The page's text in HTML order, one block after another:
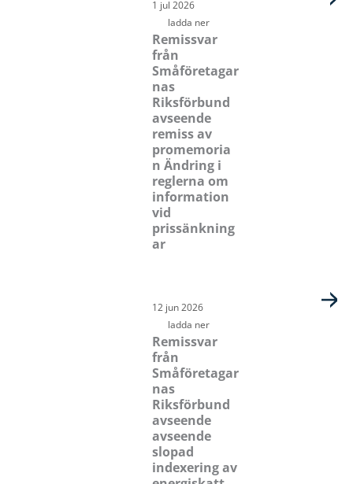
1 jul 2026
ladda ner
Remissvar
från
Småföretagar
nas
Riksförbund
avseende
remiss av
promemoria
n Ändring i
reglerna om
information
vid
prissänkning
ar
12 jun 2026
ladda ner
Remissvar
från
Småföretagar
nas
Riksförbund
avseende
avseende
slopad
indexering av